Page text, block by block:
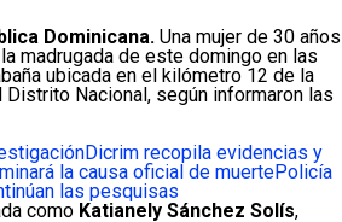
Dominicana. Una mujer de 30 años
madrugada de este domingo en las
ubicada en el kilómetro 12 de la
Distrito Nacional, según informaron las
Dicrim recopila evidencias y
la causa oficial de muertePolicía
las pesquisas
como Katianely Sánchez Solís,